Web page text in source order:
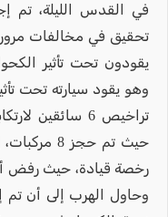
في القدس الليلة، تم
يقودون تحت تأثير
وهو يقود سيارته تحت
تراخيص 6
حيث تم حجز
رخصة قيادة، حيث رفض
وحاول الهرب إلى أن تم